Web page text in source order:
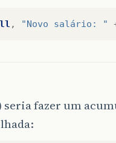
, "Novo salário: "
seria fazer um